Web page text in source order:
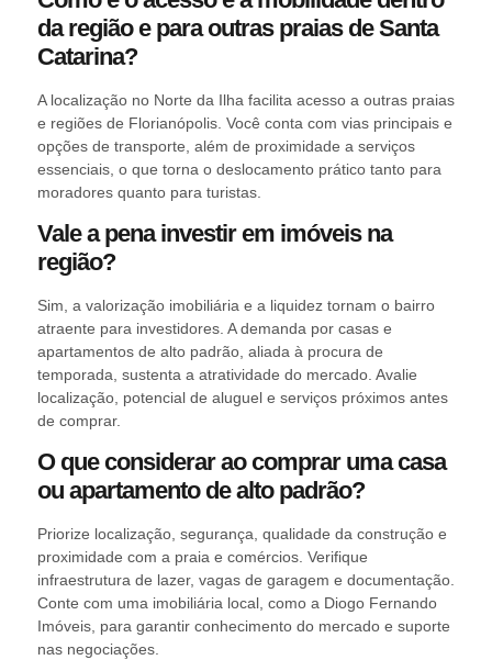
da região e para outras praias de Santa
Catarina?
A localização no Norte da Ilha facilita acesso a outras praias
e regiões de Florianópolis. Você conta com vias principais e
opções de transporte, além de proximidade a serviços
essenciais, o que torna o deslocamento prático tanto para
moradores quanto para turistas.
Vale a pena investir em imóveis na
região?
Sim, a valorização imobiliária e a liquidez tornam o bairro
atraente para investidores. A demanda por casas e
apartamentos de alto padrão, aliada à procura de
temporada, sustenta a atratividade do mercado. Avalie
localização, potencial de aluguel e serviços próximos antes
de comprar.
O que considerar ao comprar uma casa
ou apartamento de alto padrão?
Priorize localização, segurança, qualidade da construção e
proximidade com a praia e comércios. Verifique
infraestrutura de lazer, vagas de garagem e documentação.
Conte com uma imobiliária local, como a Diogo Fernando
Imóveis, para garantir conhecimento do mercado e suporte
nas negociações.